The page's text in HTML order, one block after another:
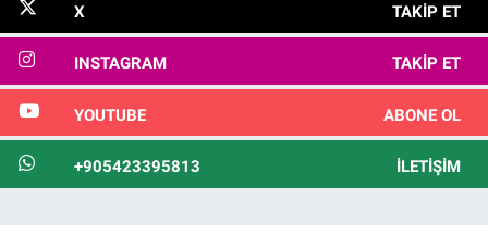
X TAKIP ET
INSTAGRAM TAKIP ET
YOUTUBE ABONE OL
+905423395813 İLETIŞIM